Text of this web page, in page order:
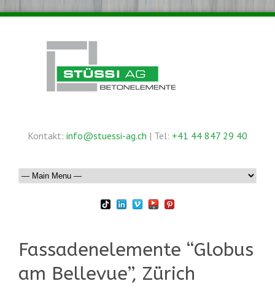
Kontakt: info@stuessi-ag.ch | Tel: +41 44 847 29 40
Fassadenelemente “Globus
am Bellevue”, Zürich